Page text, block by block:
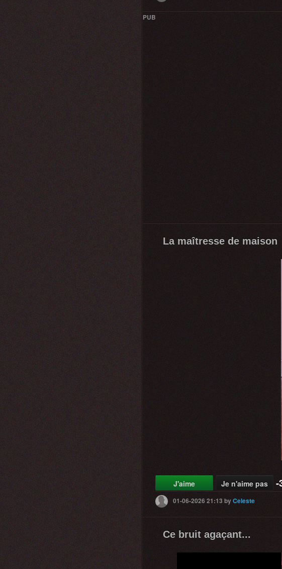
PUB
La maîtresse de maison
J'aime Je n'aime pas -
01-06-2026 21:13 byCeleste
Ce bruit agaçant...